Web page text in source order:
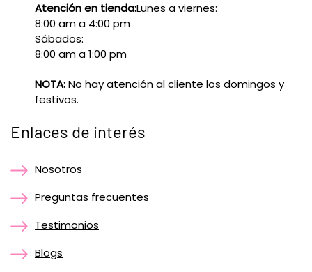
Atención en tienda:Lunes a viernes:
8:00 am a 4:00 pm
Sábados:
8:00 am a 1:00 pm
NOTA:No hay atención al cliente los domingos y
festivos.
Enlaces de interés
Nosotros
Preguntas frecuentes
Testimonios
Blogs